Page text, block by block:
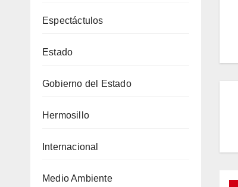
Espectáctulos
Estado
Gobierno del Estado
Hermosillo
Internacional
Medio Ambiente